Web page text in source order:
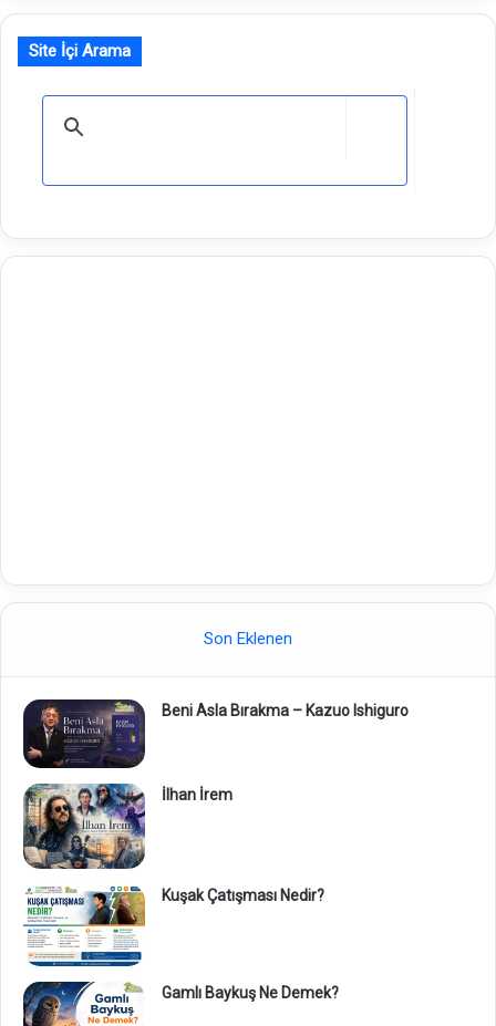
Site İçi Arama
Son Eklenen
Beni Asla Bırakma – Kazuo Ishiguro
İlhan İrem
Kuşak Çatışması Nedir?
Gamlı Baykuş Ne Demek?